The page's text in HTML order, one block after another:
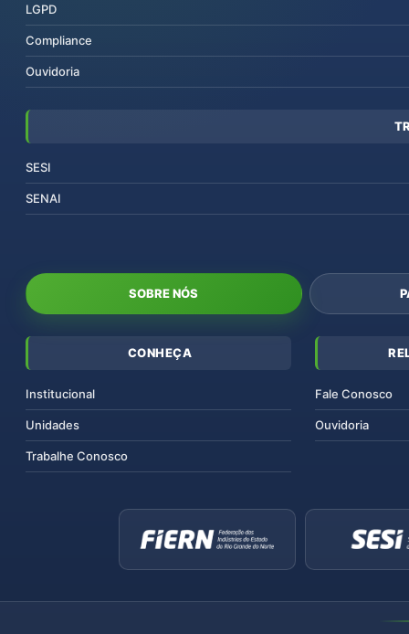
LGPD
Compliance
Ouvidoria
SESI
SENAI
SOBRE NÓS
CONHEÇA
Institucional
Unidades
Trabalhe Conosco
Fale Conosco
Ouvidoria